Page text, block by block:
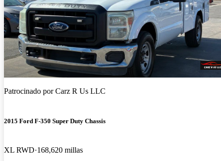
Patrocinado porCarz R Us LLC
2015 Ford F-350 Super Duty Chassis
XL RWD 168,620 millas